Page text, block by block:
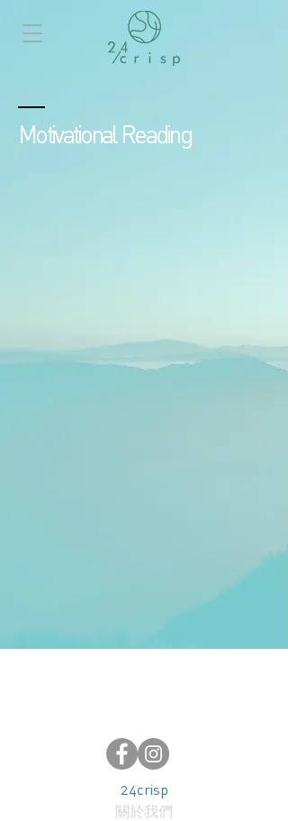
Motivational Reading
24crisp
關於我們